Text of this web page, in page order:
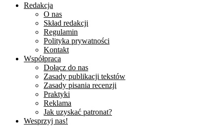
Redakcja
O nas
Skład redakcji
Regulamin
Polityka prywatności
Kontakt
Współpraca
Dołącz do nas
Zasady publikacji tekstów
Zasady pisania recenzji
Praktyki
Reklama
Jak uzyskać patronat?
Wesprzyj nas!